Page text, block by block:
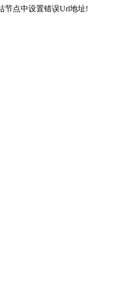
节点中设置错误Url地址!